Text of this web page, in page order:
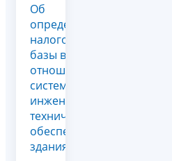
Об
определении
налоговой
базы в
отношении
систем
инженерно-
технического
обеспечения
здания